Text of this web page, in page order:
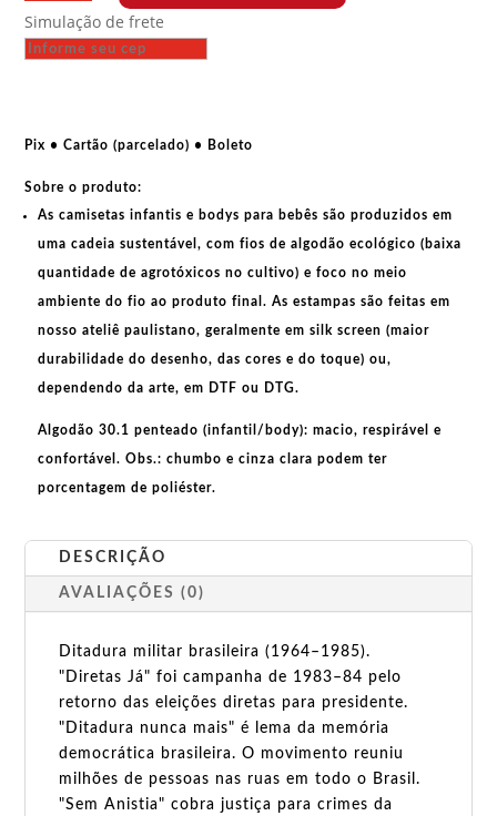
-
Ditadura
quantidade
Simulação de frete
Pix • Cartão (parcelado) • Boleto
Sobre o produto:
Ascamisetas infantis e bodys para bebês são produzidos em
uma cadeia sustentável, com fios dealgodão ecológico (baixa
quantidade de agrotóxicos no cultivo) e foco no meio
ambiente do fio ao produto final. Asestampas são feitas em
nosso ateliê paulistano, geralmente emsilk screen (maior
durabilidade do desenho, das cores e do toque) ou,
dependendo da arte, em DTF ou DTG.
Algodão 30.1 penteado (infantil/body): macio, respirável e
confortável.Obs.: chumbo e cinza clara podem ter
porcentagem de poliéster.
DESCRIÇÃO
AVALIAÇÕES (0)
Ditadura militar brasileira (1964–1985).
"Diretas Já" foi campanha de 1983–84 pelo
retorno das eleições diretas para presidente.
"Ditadura nunca mais" é lema da memória
democrática brasileira. O movimento reuniu
milhões de pessoas nas ruas em todo o Brasil.
"Sem Anistia" cobra justiça para crimes da